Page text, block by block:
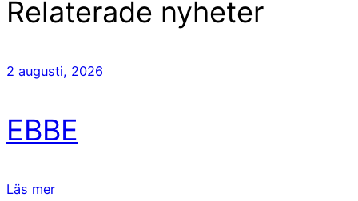
Relaterade nyheter
2 augusti, 2026
EBBE
Läs mer